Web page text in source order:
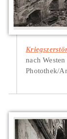
nach Westen
Photothek/